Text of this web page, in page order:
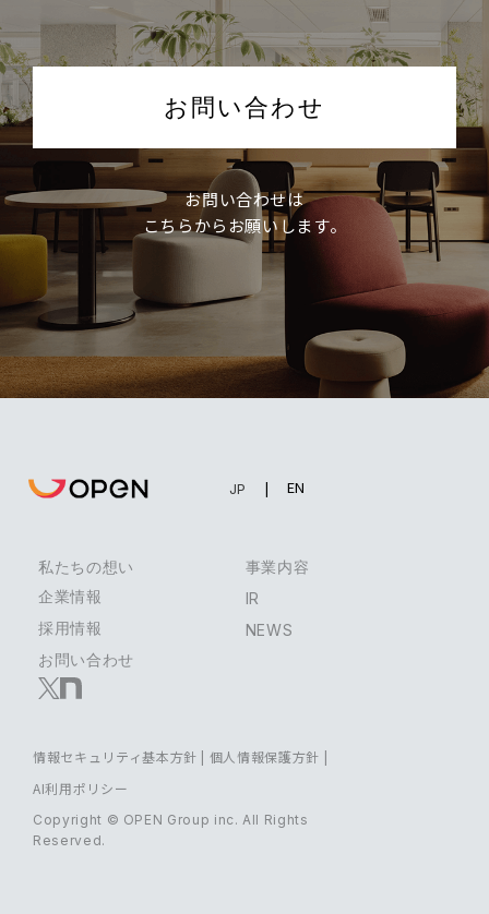
お問い合わせ
お問い合わせは
こちらからお願いします。
EN
JP
私たちの想い
事業内容
企業情報
IR
採用情報
NEWS
お問い合わせ
Copyright © OPEN Group inc. All Rights
Reserved.
情報セキュリティ基本方針 | 個人情報保護方針 |
AI利用ポリシー